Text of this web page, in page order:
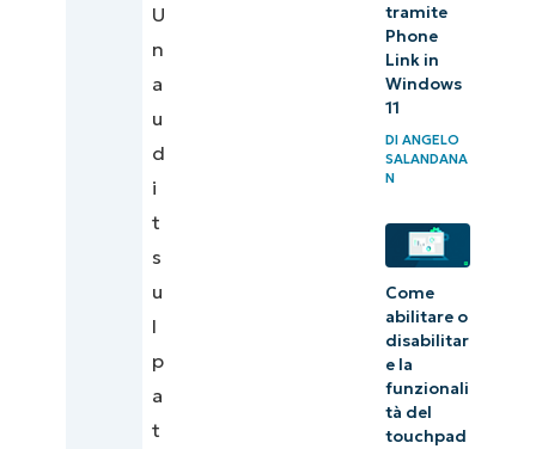
U
n
a
u
d
i
t
s
u
l
p
a
t
tramite
Phone
Link in
Windows
11
DI ANGELO
SALANDANA
N
Come
abilitare o
disabilitar
e la
funzionali
tà del
touchpad